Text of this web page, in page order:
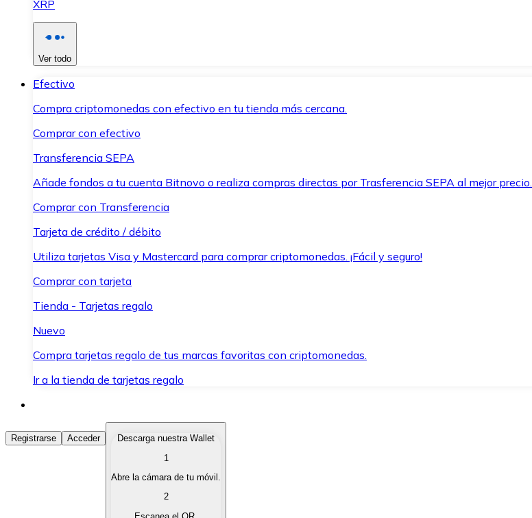
XRP
Ver todo
Efectivo
Compra criptomonedas con efectivo en tu tienda más cercana.
Comprar con efectivo
Transferencia SEPA
Añade fondos a tu cuenta Bitnovo o realiza compras directas por Trasferencia SEPA al mejor precio.
Comprar con Transferencia
Tarjeta de crédito / débito
Utiliza tarjetas Visa y Mastercard para comprar criptomonedas. ¡Fácil y seguro!
Comprar con tarjeta
Tienda - Tarjetas regalo
Nuevo
Compra tarjetas regalo de tus marcas favoritas con criptomonedas.
Ir a la tienda de tarjetas regalo
Comprar Criptomonedas
Compra criptomonedas con diferentes métodos de pago.
Vende tus criptomonedas de forma rápida y segura.
Registrarse Acceder
Descarga nuestra Wallet
1
Abre la cámara de tu móvil.
2